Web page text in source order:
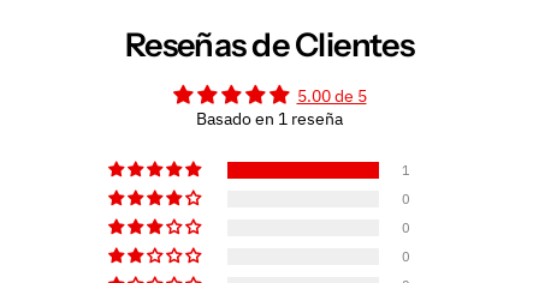
Reseñas de Clientes
5.00 de 5
Basado en 1 reseña
1
0
0
0